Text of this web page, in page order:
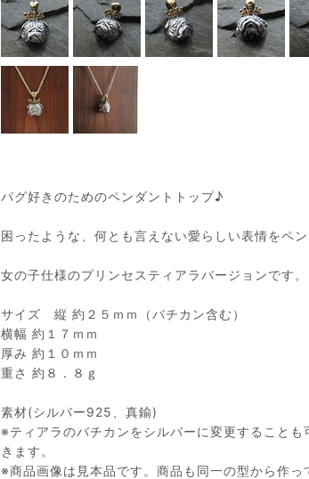
パグ好きのためのペンダントトップ♪
困ったような、何とも言えない愛らしい表情をペ
女の子仕様のプリンセスティアラバージョンです。
サイズ 縦 約２５ｍｍ（バチカン含む）
横幅 約１７ｍｍ
厚み 約１０ｍｍ
重さ 約８．８ｇ
素材(シルバー925、真鍮)
※ティアラのバチカンをシルバーに変更すること
きます。
※商品画像は見本品です。商品も同一の型から作っ